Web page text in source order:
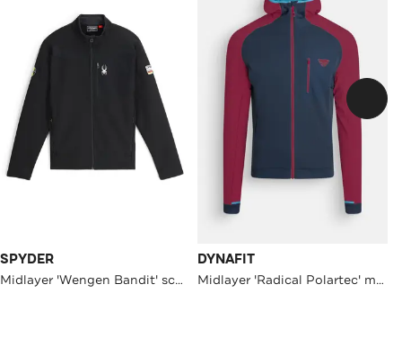
SPYDER
Midlayer 'Wengen Bandit' schwarz
DYNAFIT
Midlayer 'Radical Polartec' mehrfarbig